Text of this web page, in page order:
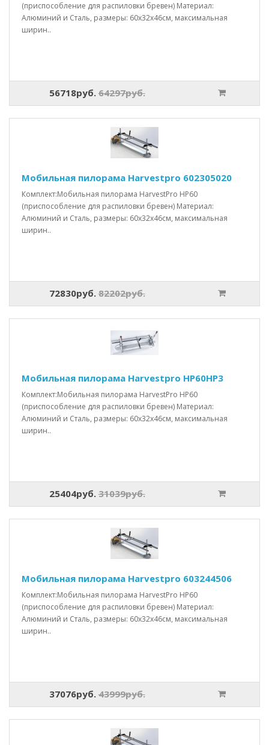
(приспособление для распиловки бревен) Материал:
Алюминий и Сталь, размеры: 60x32x46см, максимальная
ширин..
56718руб. 64297руб.
Мобильная пилорама Harvestpro 602305020
Комплект:Мобильная пилорама HarvestPro HP60
(приспособление для распиловки бревен) Материал:
Алюминий и Сталь, размеры: 60x32x46см, максимальная
ширин..
72830руб. 82202руб.
Мобильная пилорама Harvestpro HP60HP3
Комплект:Мобильная пилорама HarvestPro HP60
(приспособление для распиловки бревен) Материал:
Алюминий и Сталь, размеры: 60x32x46см, максимальная
ширин..
25404руб. 31039руб.
Мобильная пилорама Harvestpro 603244506
Комплект:Мобильная пилорама HarvestPro HP60
(приспособление для распиловки бревен) Материал:
Алюминий и Сталь, размеры: 60x32x46см, максимальная
ширин..
37076руб. 43999руб.